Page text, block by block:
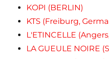
KOPI (BERLIN)
KTS (Freiburg,
L'ETINCELLE
LA GUEULE NOIRE